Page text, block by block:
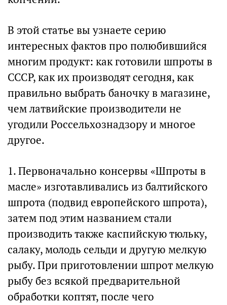
В этой статье вы узнаете серию
интересных фактов про полюбившийся
многим продукт: как готовили шпроты в
СССР, как их производят сегодня, как
правильно выбрать баночку в магазине,
чем латвийские производители не
угодили Россельхознадзору и многое
другое.
1. Первоначально консервы «Шпроты в
масле» изготавливались из балтийского
шпрота (подвид европейского шпрота),
затем под этим названием стали
производить также каспийскую тюльку,
салаку, молодь сельди и другую мелкую
рыбу. При приготовлении шпрот мелкую
рыбу без всякой предварительной
обработки коптят, после чего